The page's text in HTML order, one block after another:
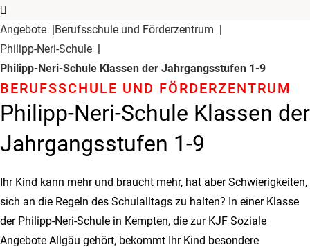
Angebote
Berufsschule und Förderzentrum
Philipp-Neri-Schule
Philipp-Neri-Schule Klassen der Jahrgangsstufen 1-9
Philipp-Neri-Schule Klassen der
Jahrgangsstufen 1-9
BERUFSSCHULE UND FÖRDERZENTRUM
Ihr Kind kann mehr und braucht mehr, hat aber Schwierigkeiten,
sich an die Regeln des Schulalltags zu halten? In einer Klasse
der Philipp-Neri-Schule in Kempten, die zur KJF Soziale
Angebote Allgäu gehört, bekommt Ihr Kind besondere